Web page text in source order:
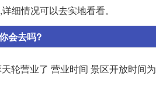
细情况可以去实地看看。
会去吗?
轮营业了 营业时间 景区开放时间